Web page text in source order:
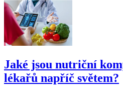
Jaké jsou nutriční
lékařů napříč světem?